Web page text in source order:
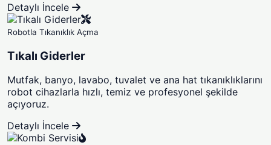
Detaylı İncele
Robotla Tıkanıklık Açma
Tıkalı Giderler
Mutfak, banyo, lavabo, tuvalet ve ana hat tıkanıklıklarını
robot cihazlarla hızlı, temiz ve profesyonel şekilde
açıyoruz.
Detaylı İncele